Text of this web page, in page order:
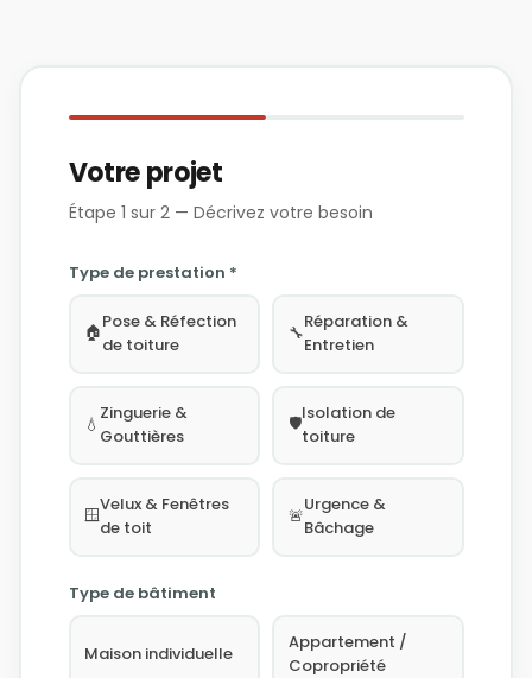
Votre projet
Étape 1 sur 2 — Décrivez votre besoin
Type de prestation *
🏠Pose & Réfection
de toiture
🔧
Réparation &
Entretien
💧
Zinguerie &
Gouttières
🛡️Isolation de
toiture
🪟Velux & Fenêtres
de toit
🚨
Urgence &
Bâchage
Type de bâtiment
Maison individuelle
Appartement /
Copropriété